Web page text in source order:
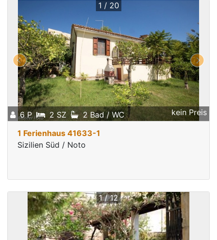
6 P 2 SZ 2 Bad / WC kein Preis
1 / 20
1 Ferienhaus 41633-1
Sizilien Süd / Noto
1 / 12